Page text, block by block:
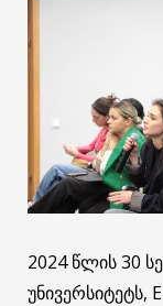
2024 წლის 30
უნივერსიტეტს,